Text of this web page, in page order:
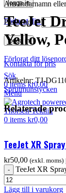
logga in
Förlorat ditt
Användarnamn
Password*
logga in
Förlorat ditt
Sök
0items kr0,00
Menu
0 items kr0,00
TeeJet
Yellow,
Kontakta för pris
Artikelnr:TJ-
Sprutmunstycken
Relaterade
TeeJet XR
kr50,00 (exkl. moms)
TeeJet XR
Lägg till i varukorg